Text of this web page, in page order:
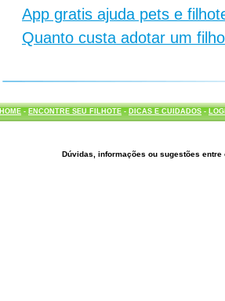
App gratis ajuda pets e
Quanto custa adotar um
HOME- ENCONTRE SEU FILHOTE- DICAS E CUIDADOS-
Dúvidas, informações ou sugestões